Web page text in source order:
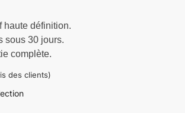
haute définition.
sous 30 jours.
complète.
des clients)